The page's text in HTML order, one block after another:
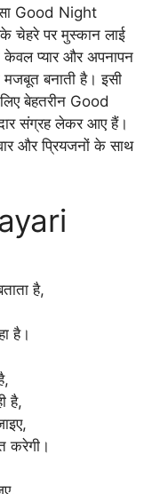
सा Good Night
पर मुस्कान लाई
प्यार और अपनापन
मजबूत बनाती है। इसी
बेहतरीन Good
संग्रह लेकर आए हैं।
और प्रियजनों के साथ
है,
है।
है,
करेगी।